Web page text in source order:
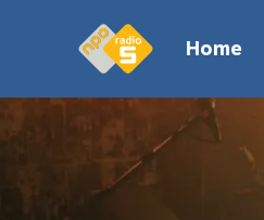
Home